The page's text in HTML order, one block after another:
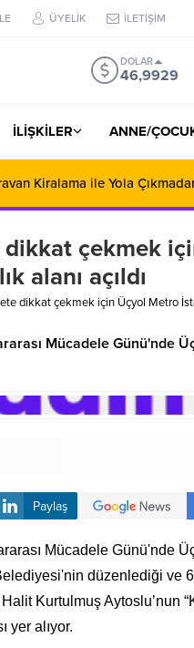
ÜYELİK İLETİŞİM
DOLAR
46,9929
İLİŞKİLER ANNE/
Kiralama ile Yola
dikkat çekmek
alanı açıldı
dikkat çekmek için Üçyol Metro
Mücadele Günü'nde
Paylaş
Mücadele Günü'nde
düzenlediği ve
Kurtulmuş Aytoslu’nun
yer alıyor.